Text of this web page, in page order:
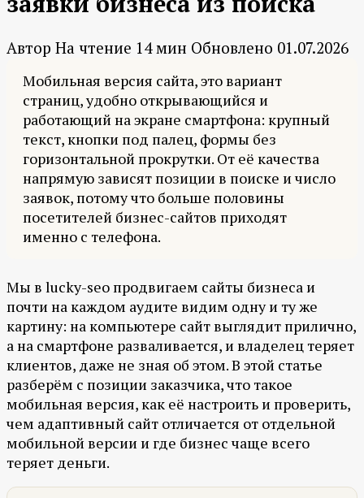
Автор На чтение 14 мин Обновлено 01.07.2026
Мобильная версия сайта, это вариант
страниц, удобно открывающийся и
работающий на экране смартфона: крупный
текст, кнопки под палец, формы без
горизонтальной прокрутки. От её качества
напрямую зависят позиции в поиске и число
заявок, потому что больше половины
посетителей бизнес-сайтов приходят
именно с телефона.
Мы в lucky-seo продвигаем сайты бизнеса и
почти на каждом аудите видим одну и ту же
картину: на компьютере сайт выглядит прилично,
а на смартфоне разваливается, и владелец теряет
клиентов, даже не зная об этом. В этой статье
разберём с позиции заказчика, что такое
мобильная версия, как её настроить и проверить,
чем адаптивный сайт отличается от отдельной
мобильной версии и где бизнес чаще всего
теряет деньги.